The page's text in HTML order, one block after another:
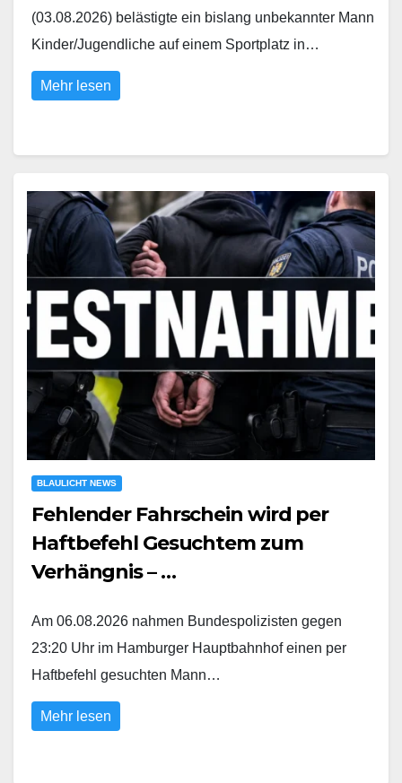
(03.08.2026) belästigte ein bislang unbekannter Mann
Kinder/Jugendliche auf einem Sportplatz in…
Mehr lesen
BLAULICHT NEWS
Fehlender Fahrschein wird per
Haftbefehl Gesuchtem zum
Verhängnis – …
Am 06.08.2026 nahmen Bundespolizisten gegen
23:20 Uhr im Hamburger Hauptbahnhof einen per
Haftbefehl gesuchten Mann…
Mehr lesen